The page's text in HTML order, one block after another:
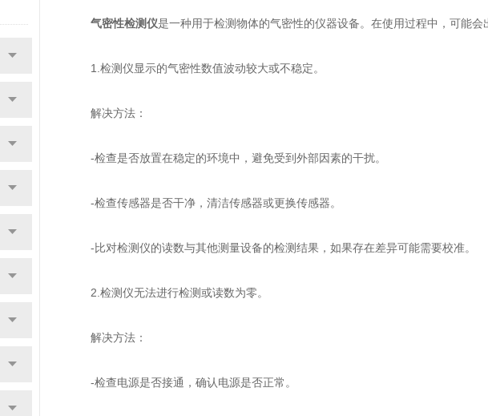
气密性检测仪是一种用于检测物体的气密性的仪器设备。在使用过程中，可能
1.检测仪显示的气密性数值波动较大或不稳定。
解决方法：
-检查是否放置在稳定的环境中，避免受到外部因素的干扰。
-检查传感器是否干净，清洁传感器或更换传感器。
-比对检测仪的读数与其他测量设备的检测结果，如果存在差异可能需要校准。
2.检测仪无法进行检测或读数为零。
解决方法：
-检查电源是否接通，确认电源是否正常。